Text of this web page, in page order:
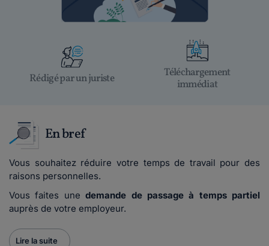
Rédigé par un juriste
Téléchargement
immédiat
En bref
Vous souhaitez réduire votre temps de travail pour des
raisons personnelles.
Vous faites une demande de passage à temps partiel
auprès de votre employeur.
Lire la suite